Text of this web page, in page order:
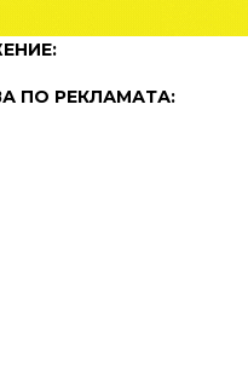
ПО РЕКЛАМАТА: